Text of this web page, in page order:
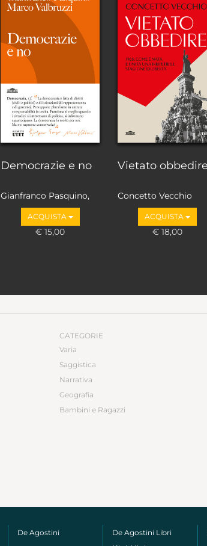
Democrazie e no
Gianfranco Pasquino,
Marco Valbruzzi
ACQUISTA
€ 15,00
Vietato obbedire
Concetto Vecchio
ACQUISTA
€ 18,00
CATEGORIE
Varia
Saggistica
Narrativa
Geografia
Bambini e Ragazzi
De Agostini
De Agostini Libri